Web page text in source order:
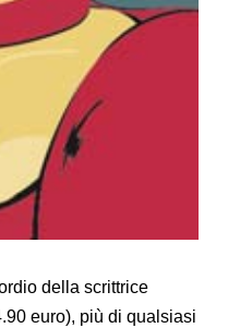
della scrittrice
euro), più di qualsiasi